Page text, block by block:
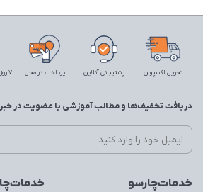
تحویل اکسپرس پشتیبانی آنلاین پرداخت در محل 7 روز ضمانت بازگشت
خدمات‌چارسو
دریافت تخفیف‌ها و مطالب آموزشی با عضویت در